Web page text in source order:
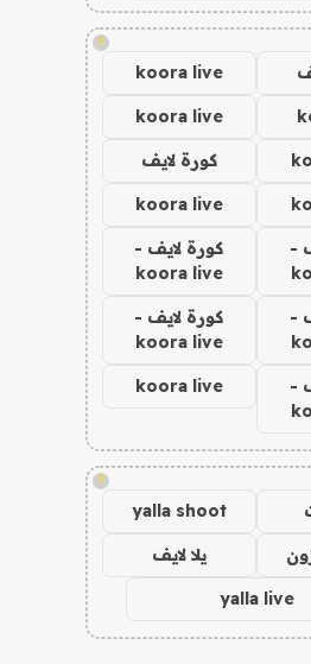
!
koora live
koora live
كورة لايف
koora live
-
كورة لايف -
koora live
-
كورة لايف -
koora live
-
koora live
!
yalla shoot
يلا لايف
yalla live